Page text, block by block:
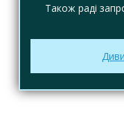
Також раді